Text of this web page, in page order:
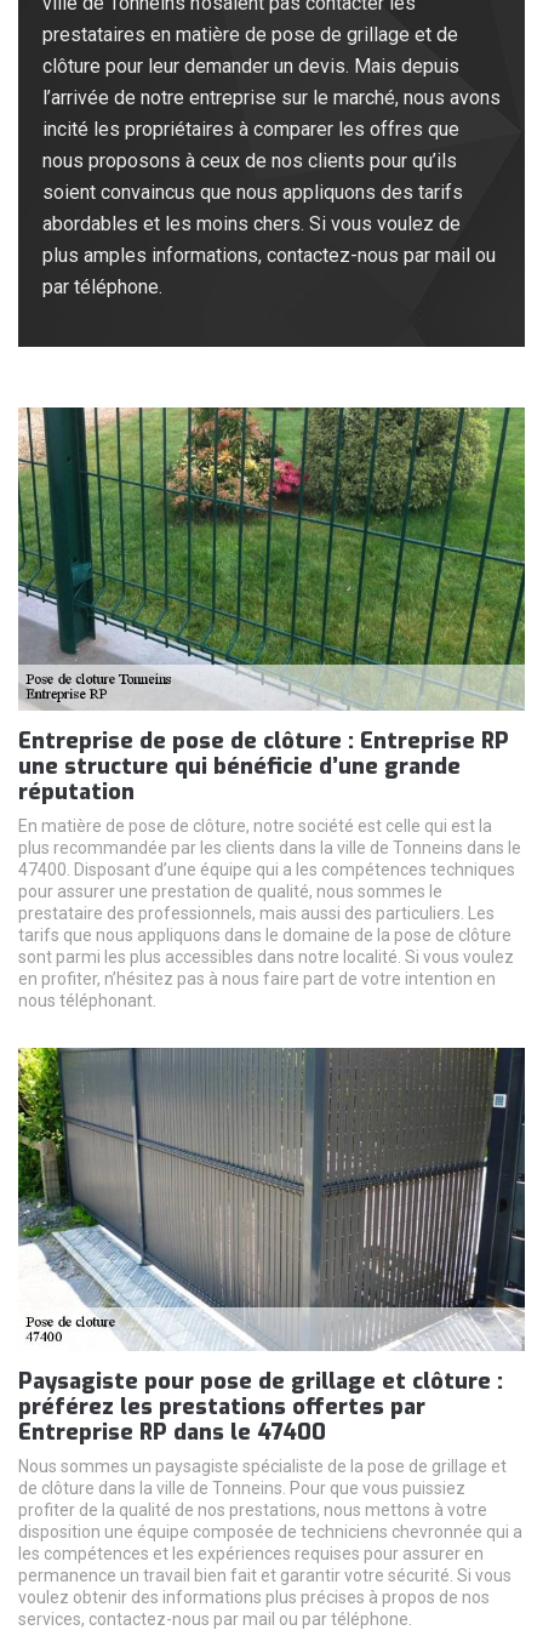
prestataires en matière de pose de grillage et de
clôture pour leur demander un devis. Mais depuis
l’arrivée de notre entreprise sur le marché, nous avons
incité les propriétaires à comparer les offres que
nous proposons à ceux de nos clients pour qu’ils
soient convaincus que nous appliquons des tarifs
abordables et les moins chers. Si vous voulez de
plus amples informations, contactez-nous par mail ou
par téléphone.
Entreprise de pose de clôture : Entreprise RP
une structure qui bénéficie d’une grande
réputation
En matière de pose de clôture, notre société est celle qui est la
plus recommandée par les clients dans la ville de Tonneins dans le
47400. Disposant d’une équipe qui a les compétences techniques
pour assurer une prestation de qualité, nous sommes le
prestataire des professionnels, mais aussi des particuliers. Les
tarifs que nous appliquons dans le domaine de la pose de clôture
sont parmi les plus accessibles dans notre localité. Si vous voulez
en profiter, n’hésitez pas à nous faire part de votre intention en
nous téléphonant.
Paysagiste pour pose de grillage et clôture :
préférez les prestations offertes par
Entreprise RP dans le 47400
Nous sommes un paysagiste spécialiste de la pose de grillage et
de clôture dans la ville de Tonneins. Pour que vous puissiez
profiter de la qualité de nos prestations, nous mettons à votre
disposition une équipe composée de techniciens chevronnée qui a
les compétences et les expériences requises pour assurer en
permanence un travail bien fait et garantir votre sécurité. Si vous
voulez obtenir des informations plus précises à propos de nos
services, contactez-nous par mail ou par téléphone.